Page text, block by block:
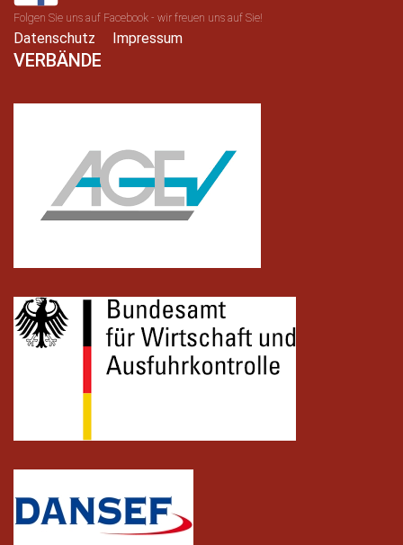
Folgen Sie uns auf Facebook - wir freuen uns auf Sie!
Datenschutz Impressum
VERBÄNDE